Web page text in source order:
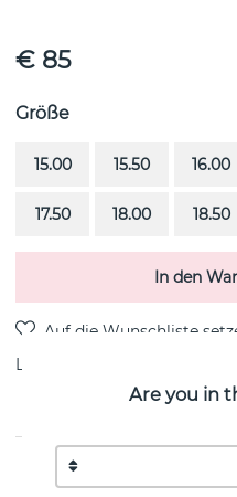
€ 85
Größe
15.00 15.50 16.00
17.50 18.00 18.50
In den
Lieferung:
PRODUKTBESCHREIBUNG
Are you in